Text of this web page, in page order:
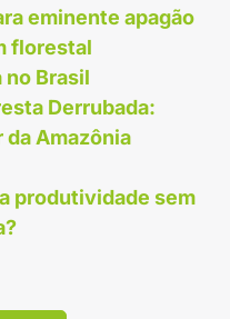
eminente apagão
florestal
no Brasil
Derrubada:
Amazônia
produtividade sem